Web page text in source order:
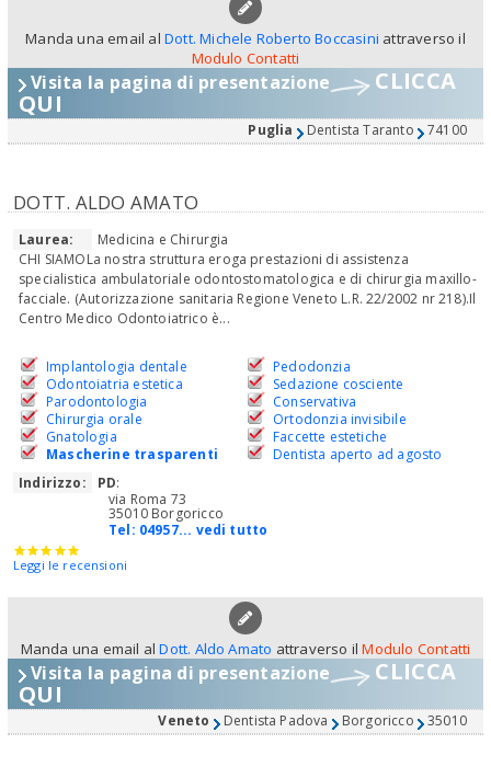
Manda una email al Dott. Michele Roberto Boccasini attraverso il
Modulo Contatti
Visita la pagina di presentazione CLICCA
QUI
Puglia Dentista Taranto 74100
DOTT. ALDO AMATO
Laurea:
Medicina e Chirurgia
CHI SIAMOLa nostra struttura eroga prestazioni di assistenza
specialistica ambulatoriale odontostomatologica e di chirurgia maxillo-
facciale. (Autorizzazione sanitaria Regione Veneto L.R. 22/2002 nr 218).Il
Centro Medico Odontoiatrico è...
Implantologia dentale
Odontoiatria estetica
Parodontologia
Chirurgia orale
Gnatologia
Mascherine trasparenti
Pedodonzia
Sedazione cosciente
Conservativa
Ortodonzia invisibile
Faccette estetiche
Dentista aperto ad agosto
Indirizzo:
PD:
via Roma 73
35010 Borgoricco
Tel: 04957... vedi tutto
Leggi le recensioni
Manda una email alDott. Aldo Amato attraverso ilModulo Contatti
Visita la pagina di presentazione CLICCA
QUI
Veneto Dentista Padova Borgoricco 35010